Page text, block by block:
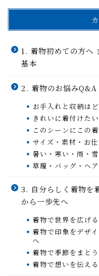
1. 着物初めての方へ
基本
2. 着物のお悩みQ&A
お手入れと収納は
きれいに着付けた
このシーンにこの
サイズ・素材・お
暑い・寒い・雨・
草履・バッグ・ヘ
3. 自分らしく着物を
から一歩先へ
着物で世界を広げ
着物で印象をデザ
へ
着物で季節をまと
着物で想いを伝え